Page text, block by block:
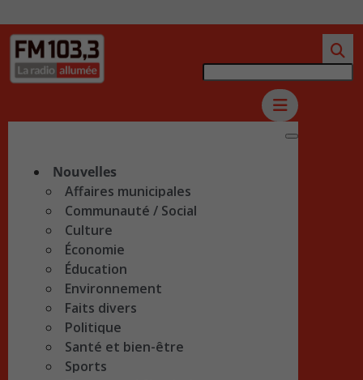
Nouvelles
Affaires municipales
Communauté / Social
Culture
Économie
Éducation
Environnement
Faits divers
Politique
Santé et bien-être
Sports